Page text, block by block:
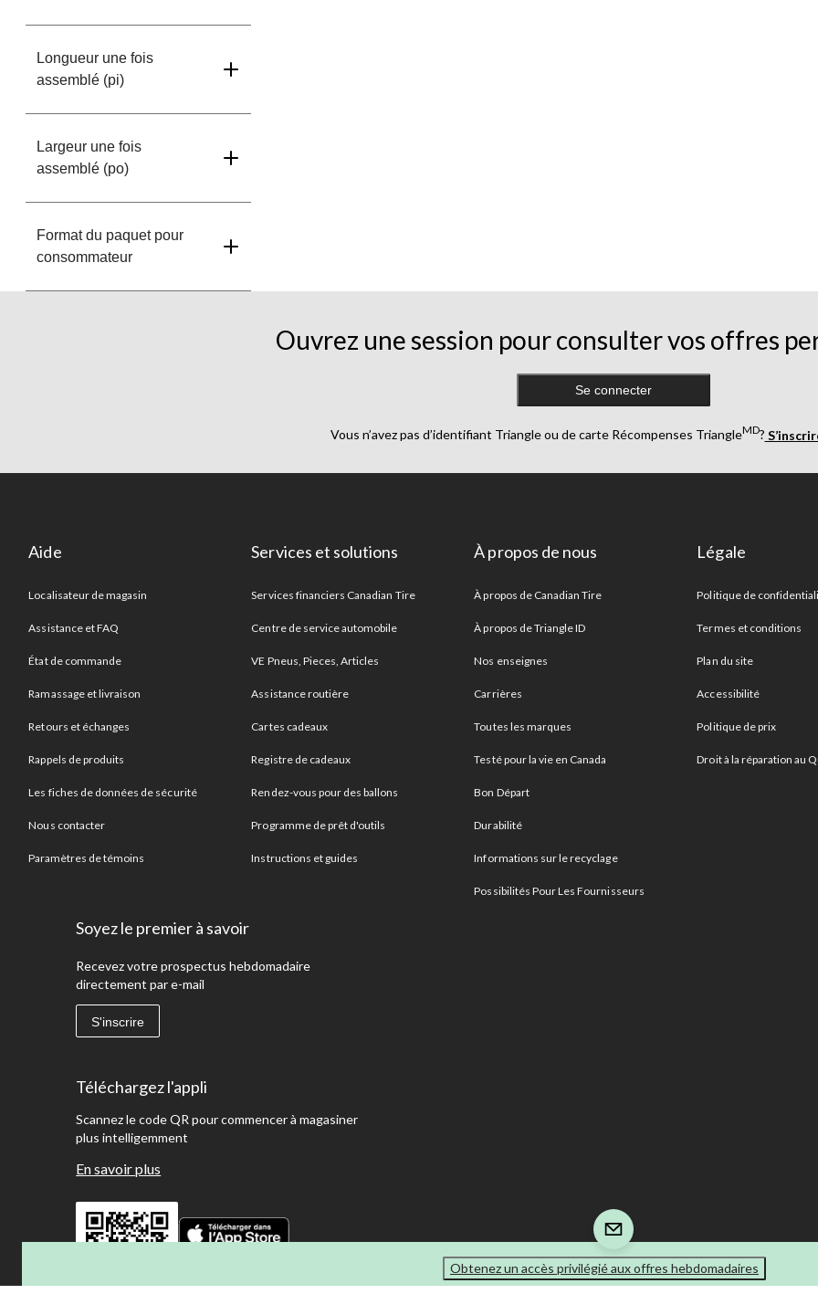
Longueur une fois
assemblé (pi)
Largeur une fois
assemblé (po)
Format du paquet pour
consommateur
Obtenez un accès privilégié aux offres hebdomadaires
Ouvrez une session pour consulter vos offres
Se connecter
Vous n’avez pas d’identifiant Triangle ou de carte Récompenses TriangleMD?
Aide
Localisateur de magasin
Assistance et FAQ
État de commande
Ramassage et livraison
Retours et échanges
Rappels de produits
Les fiches de données de sécurité
Nous contacter
Paramètres de témoins
Services et solutions
Services financiers Canadian Tire
Centre de service automobile
VE Pneus, Pieces, Articles
Assistance routière
Cartes cadeaux
Registre de cadeaux
Rendez-vous pour des ballons
Programme de prêt d'outils
Instructions et guides
À propos de nous
À propos de Canadian Tire
À propos de Triangle ID
Nos enseignes
Carrières
Toutes les marques
Testé pour la vie en Canada
Bon Départ
Durabilité
Informations sur le recyclage
Possibilités Pour Les Fournisseurs
Légale
Politique de
Termes et conditions
Plan du site
Accessibilité
Politique de prix
Droit à la réparation au
Soyez le premier à savoir
Recevez votre prospectus hebdomadaire
directement par e-mail
S'inscrire
Téléchargez l'appli
Scannez le code QR pour commencer à magasiner
plus intelligemment
En savoir plus